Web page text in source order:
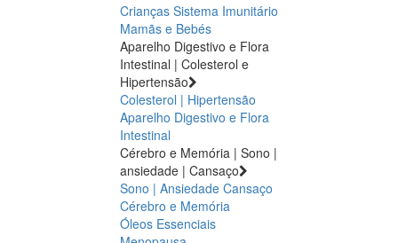
Crianças Sistema Imunitário
Mamãs e Bebés
Aparelho Digestivo e Flora
Intestinal | Colesterol e
Hipertensão
Colesterol | Hipertensão
Aparelho Digestivo e Flora
Intestinal
Cérebro e Memória | Sono |
ansiedade | Cansaço
Sono | Ansiedade Cansaço
Cérebro e Memória
Óleos Essenciais